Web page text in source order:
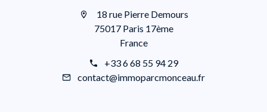
18 rue Pierre Demours
75017 Paris 17ème
France
+33 6 68 55 94 29
contact@immoparcmonceau.fr